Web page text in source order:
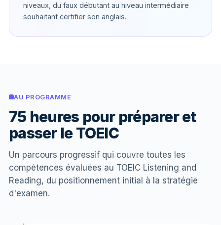
niveaux, du faux débutant au niveau intermédiaire
souhaitant certifier son anglais.
AU PROGRAMME
75 heures pour préparer et
passer le TOEIC
Un parcours progressif qui couvre toutes les
compétences évaluées au TOEIC Listening and
Reading, du positionnement initial à la stratégie
d'examen.